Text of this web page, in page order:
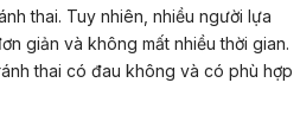
thai. Tuy nhiên, nhiều người lựa
giản và không mất nhiều thời gian.
thai có đau không và có phù hợp